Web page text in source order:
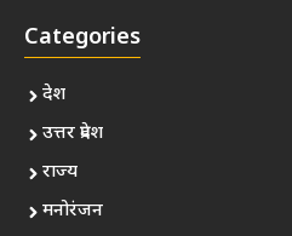
Categories
देश
उत्तर प्रदेश
राज्य
मनोरंजन